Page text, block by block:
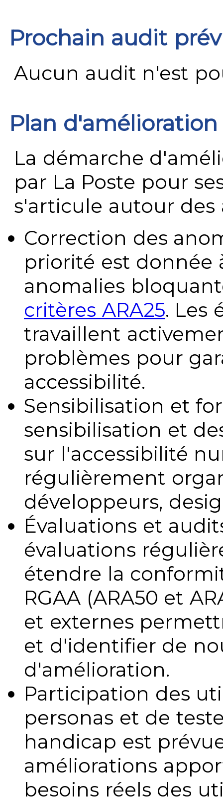
Prochain audit
Aucun audit n'est
Plan
La démarche
par La Poste pour
s'articule autour des
Correction des
priorité est donnée
anomalies
critères ARA25. Les
travaillent
problèmes pour
accessibilité.
Sensibilisation et
sensibilisation et
sur l'accessibilité
régulièrement
développeurs,
Évaluations et
évaluations
étendre la
RGAA (ARA50 et
et externes
et d'identifier de
d'amélioration.
Participation des
personas et de
handicap est
améliorations
besoins réels des